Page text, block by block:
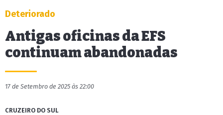
Deteriorado
Antigas oficinas da EFS
continuam abandonadas
17 de Setembro de 2025 às 22:00
CRUZEIRO DO SUL